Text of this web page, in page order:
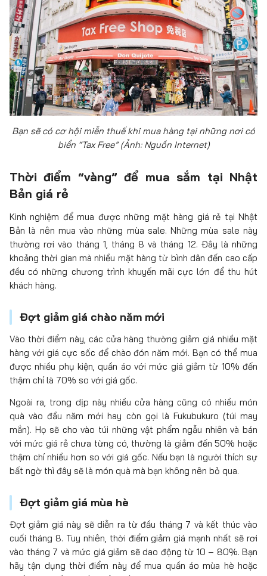
Bạn sẽ có cơ hội miễn thuế khi mua hàng tại những nơi có
biển “Tax Free” (Ảnh: Nguồn Internet)
Thời điểm “vàng” để mua sắm tại Nhật
Bản giá rẻ
Kinh nghiệm để mua được những mặt hàng giá rẻ tại Nhật
Bản là nên mua vào những mùa sale. Những mùa sale này
thường rơi vào tháng 1, tháng 8 và tháng 12. Đây là những
khoảng thời gian mà nhiều mặt hàng từ bình dân đến cao cấp
đều có những chương trình khuyến mãi cực lớn để thu hút
khách hàng.
Đợt giảm giá chào năm mới
Vào thời điểm này, các cửa hàng thường giảm giá nhiều mặt
hàng với giá cực sốc để chào đón năm mới. Bạn có thể mua
được nhiều phụ kiện, quần áo với mức giá giảm từ 10% đến
thậm chí là 70% so với giá gốc.
Ngoài ra, trong dịp này nhiều cửa hàng cũng có nhiều món
quà vào đầu năm mới hay còn gọi là Fukubukuro (túi may
mắn). Họ sẽ cho vào túi những vật phẩm ngẫu nhiên và bán
với mức giá rẻ chưa từng có, thường là giảm đến 50% hoặc
thậm chí nhiều hơn so với giá gốc. Nếu bạn là người thích sự
bất ngờ thì đây sẽ là món quà mà bạn không nên bỏ qua.
Đợt giảm giá mùa hè
Đợt giảm giá này sẽ diễn ra từ đầu tháng 7 và kết thúc vào
cuối tháng 8. Tuy nhiên, thời điểm giảm giá mạnh nhất sẽ rơi
vào tháng 7 và mức giá giảm sẽ dao động từ 10 – 80%. Bạn
hãy tận dụng thời điểm này để mua quần áo mùa hè hoặc